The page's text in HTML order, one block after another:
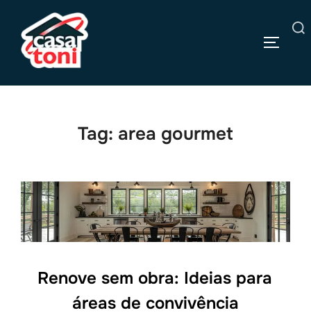
conteúdo
Pesquisar
Tag: area gourmet
Renove sem obra: Ideias para
áreas de convivência